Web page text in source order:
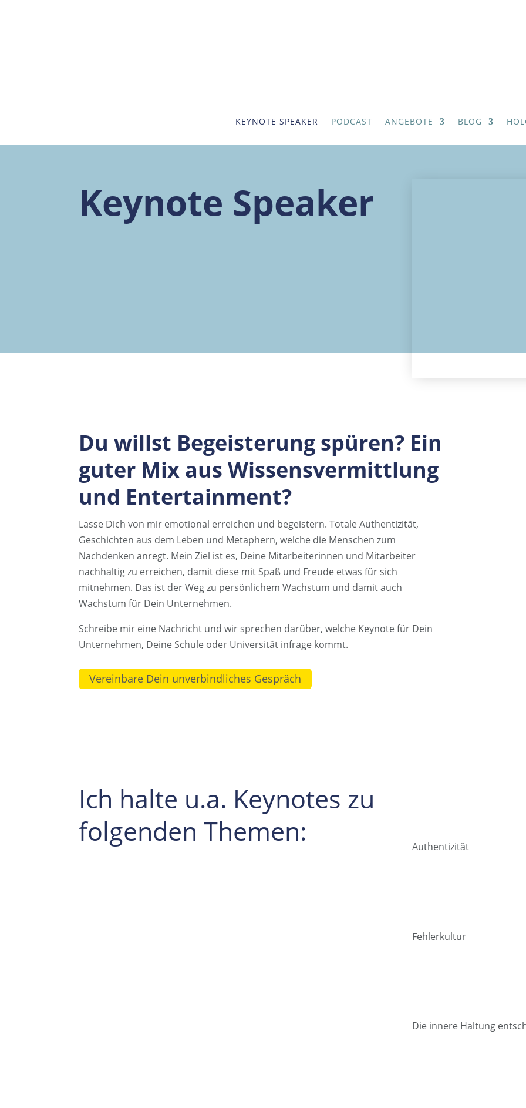
KEYNOTE SPEAKER PODCAST ANGEBOTE BLOG
Keynote Speaker
Du willst Begeisterung spüren? Ein
guter Mix aus Wissensvermittlung
und Entertainment?
Lasse Dich von mir emotional erreichen und begeistern. Totale Authentizität,
Geschichten aus dem Leben und Metaphern, welche die Menschen zum
Nachdenken anregt. Mein Ziel ist es, Deine Mitarbeiterinnen und Mitarbeiter
nachhaltig zu erreichen, damit diese mit Spaß und Freude etwas für sich
mitnehmen. Das ist der Weg zu persönlichem Wachstum und damit auch
Wachstum für Dein Unternehmen.
Schreibe mir eine Nachricht und wir sprechen darüber, welche Keynote für Dein
Unternehmen, Deine Schule oder Universität infrage kommt.
Vereinbare Dein unverbindliches Gespräch
Ich halte u.a. Keynotes zu
folgenden Themen:
Authentizität
Fehlerkultur
Die innere Haltung